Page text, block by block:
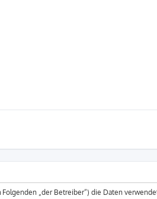
„der Betreiber“) die Daten